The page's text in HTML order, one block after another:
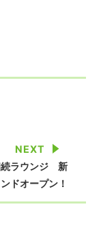
NEXT
続ラウンジ 新
ドオープン！